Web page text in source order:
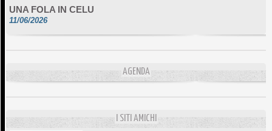
11/06/2026
DA SCIMULÌ
L'ESSENZIALE CHÌ GHJÈ
10/06/2026
AGENDA
I SITI AMICHI